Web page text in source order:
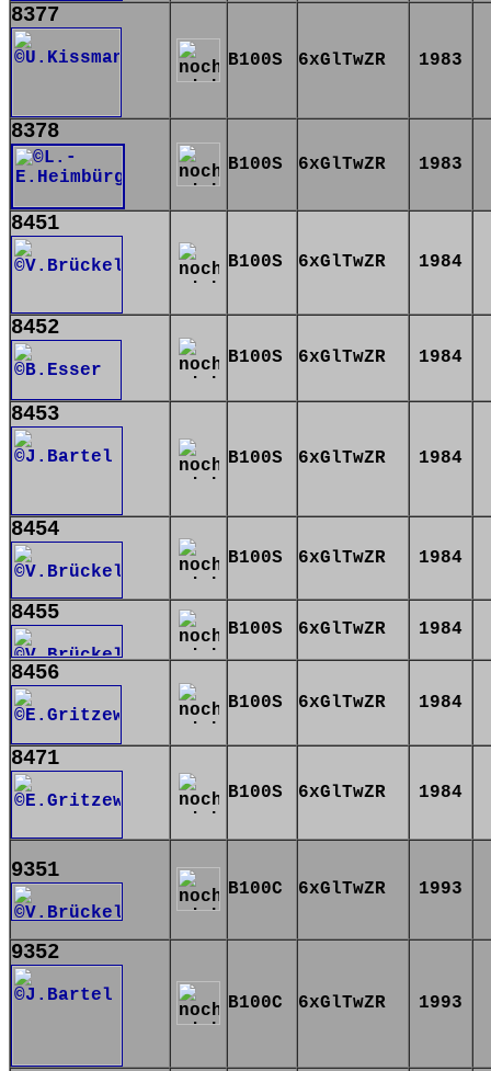
8377
B100S 6xGlTwZR 1983
8378
B100S 6xGlTwZR 1983
8451
B100S 6xGlTwZR 1984
8452
B100S 6xGlTwZR 1984
8453
B100S 6xGlTwZR 1984
8454
B100S 6xGlTwZR 1984
8455
B100S 6xGlTwZR 1984
8456
B100S 6xGlTwZR 1984
8471
B100S 6xGlTwZR 1984
9351
B100C 6xGlTwZR 1993
9352
B100C 6xGlTwZR 1993